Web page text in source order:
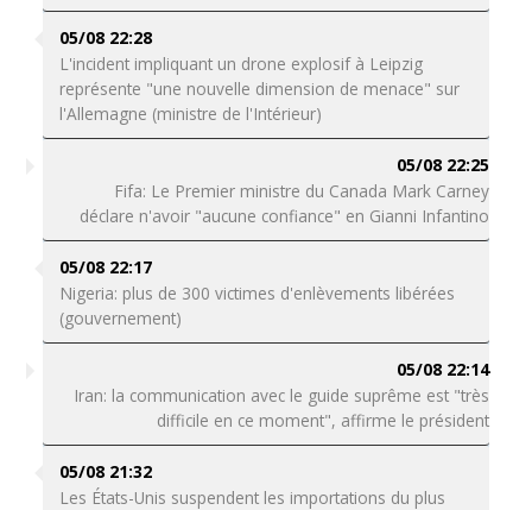
05/08 22:28
L'incident impliquant un drone explosif à Leipzig
représente "une nouvelle dimension de menace" sur
l'Allemagne (ministre de l'Intérieur)
05/08 22:25
Fifa: Le Premier ministre du Canada Mark Carney
déclare n'avoir "aucune confiance" en Gianni Infantino
05/08 22:17
Nigeria: plus de 300 victimes d'enlèvements libérées
(gouvernement)
05/08 22:14
Iran: la communication avec le guide suprême est "très
difficile en ce moment", affirme le président
05/08 21:32
Les États-Unis suspendent les importations du plus